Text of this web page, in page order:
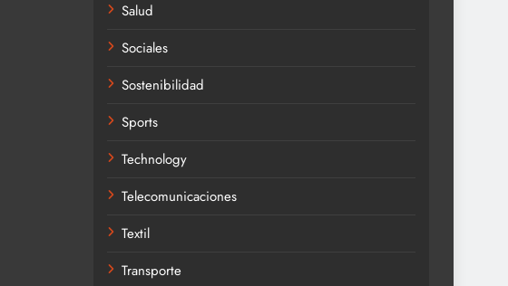
Salud
Sociales
Sostenibilidad
Sports
Technology
Telecomunicaciones
Textil
Transporte